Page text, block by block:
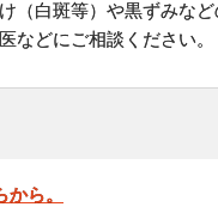
（白斑等）や黒ずみな
などにご相談ください。
ら。